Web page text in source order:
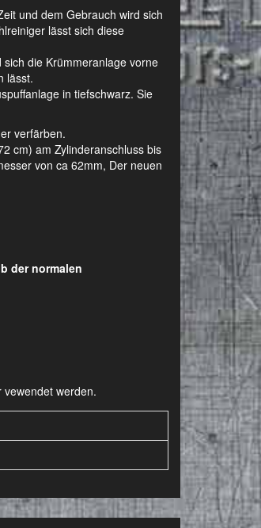
und dem Gebrauch wird sich
lässt sich diese
die Krümmeranlage vorne
lässt.
in tiefschwarz. Sie
verfärben.
cm) am Zylinderanschluss bis
von ca 62mm, Der neuen
der normalen
vewendet werden.